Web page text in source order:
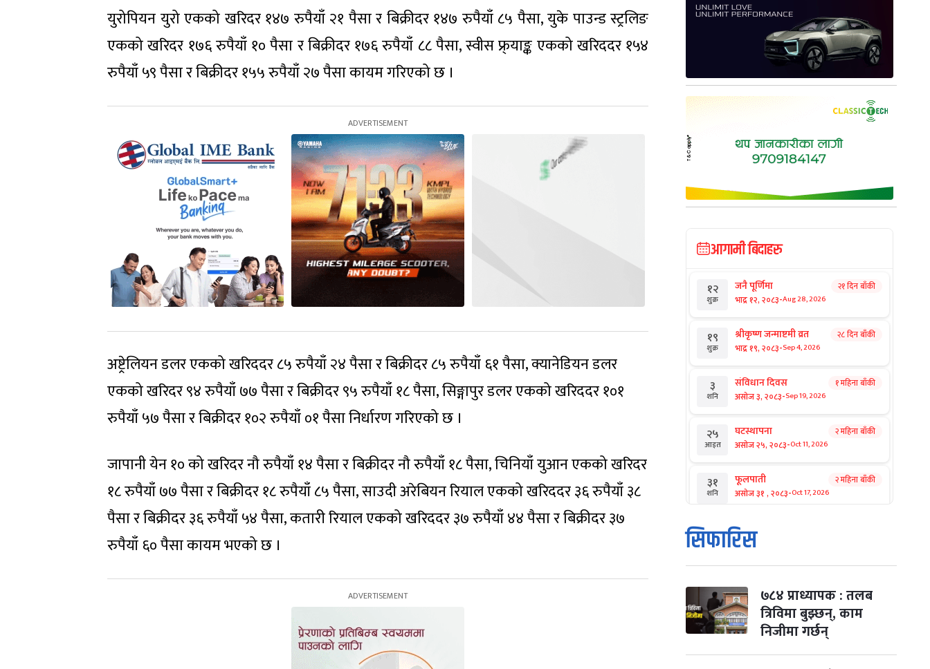
युरोपियन युरो एकको खरिदर १४७ रुपैयाँ २१ पैसा र बिक्रीदर १४७ रुपैयाँ ८५ पैसा, युके पाउन्ड स्ट्रलिङ
एकको खरिदर १७६ रुपैयाँ १० पैसा र बिक्रीदर १७६ रुपैयाँ ८८ पैसा, स्वीस फ्र्याङ्क एकको खरिददर १५४
रुपैयाँ ५९ पैसा र बिक्रीदर १५५ रुपैयाँ २७ पैसा कायम गरिएको छ ।
अष्ट्रेलियन डलर एकको खरिददर ८५ रुपैयाँ २४ पैसा र बिक्रीदर ८५ रुपैयाँ ६१ पैसा, क्यानेडियन डलर
एकको खरिदर ९४ रुपैयाँ ७७ पैसा र बिक्रीदर ९५ रुपैयाँ १८ पैसा, सिङ्गापुर डलर एकको खरिददर १०१
रुपैयाँ ५७ पैसा र बिक्रीदर १०२ रुपैयाँ ०१ पैसा निर्धारण गरिएको छ ।
जापानी येन १० को खरिदर नौ रुपैयाँ १४ पैसा र बिक्रीदर नौ रुपैयाँ १८ पैसा, चिनियाँ युआन एकको खरिदर
१८ रुपैयाँ ७७ पैसा र बिक्रीदर १८ रुपैयाँ ८५ पैसा, साउदी अरेबियन रियाल एकको खरिददर ३६ रुपैयाँ ३८
पैसा र बिक्रीदर ३६ रुपैयाँ ५४ पैसा, कतारी रियाल एकको खरिददर ३७ रुपैयाँ ४४ पैसा र बिक्रीदर ३७
रुपैयाँ ६० पैसा कायम भएको छ ।
आगामी बिदाहरु
१२
शुक्र
जनै पूर्णिमा
भाद्र १२, २०८३-Aug 28, 2026
२१ दिन बाँकी
१९
शुक्र
श्रीकृष्ण जन्माष्टमी व्रत
भाद्र १९, २०८३-Sep 4, 2026
२८ दिन बाँकी
३
शनि
संविधान दिवस
असोज ३, २०८३-Sep 19, 2026
१ महिना बाँकी
२५
आइत
घटस्थापना
असोज २५, २०८३-Oct 11, 2026
२ महिना बाँकी
३१
शनि
फूलपाती
असोज ३१ , २०८३-Oct 17, 2026
२ महिना बाँकी
१
आइत
कार्तिक सङ्क्रान्ति
कार्तिक १, २०८३
मंगल कार्तिक ३, २०८३ -Oct 20, 2026
४ विजयादशमी
कार्तिक ४, २०८३-Oct 21, 2026
सिफारिस
७८४ प्राध्यापक : तलब
त्रिविमा बुझ्छन्, काम
निजीमा गर्छन्